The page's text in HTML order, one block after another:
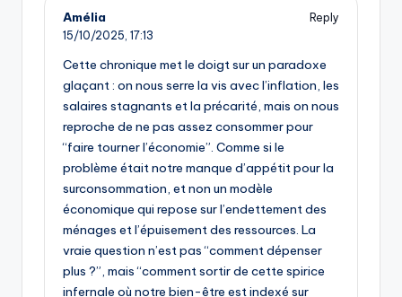
Amélia
Reply
15/10/2025, 17:13
Cette chronique met le doigt sur un paradoxe
glaçant : on nous serre la vis avec l’inflation, les
salaires stagnants et la précarité, mais on nous
reproche de ne pas assez consommer pour
“faire tourner l’économie”. Comme si le
problème était notre manque d’appétit pour la
surconsommation, et non un modèle
économique qui repose sur l’endettement des
ménages et l’épuisement des ressources. La
vraie question n’est pas “comment dépenser
plus ?”, mais “comment sortir de cette spirice
infernale où notre bien-être est indexé sur